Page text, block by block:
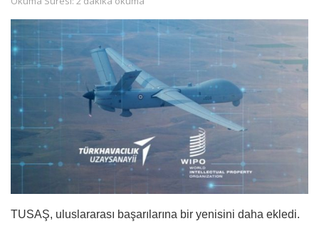
TUSAŞ, uluslararası başarılarına bir yenisini daha ekledi.